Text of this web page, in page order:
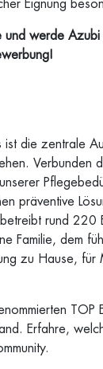
Eignung
und werde
ist die zentrale
Verbunden
präventive
rund 220
Familie, dem
zu Hause,
TOP
Erfahre,